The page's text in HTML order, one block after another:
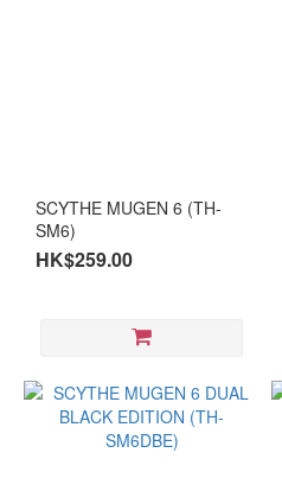
SCYTHE MUGEN 6 (TH-
SM6)
HK$259.00